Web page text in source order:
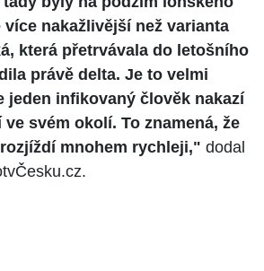
více nakažlivější než varianta
která přetrvávala do letošního
právě delta. Je to velmi
jeden infikovaný člověk nakazí
svém okolí. To znamená, že
mnohem rychleji," dodal